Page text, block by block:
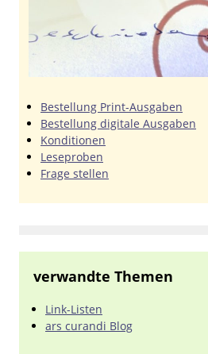
Bestellung Print-Ausgaben
Bestellung digitale Ausgaben
Konditionen
Leseproben
Frage stellen
verwandte Themen
Link-Listen
ars curandi Blog